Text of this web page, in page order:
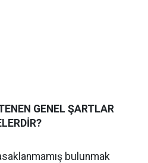
GENEL ŞARTLAR
bulunmak